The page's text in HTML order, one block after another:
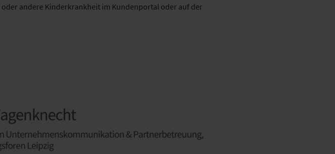
andere Kinderkrankheit im Kundenportal oder auf der